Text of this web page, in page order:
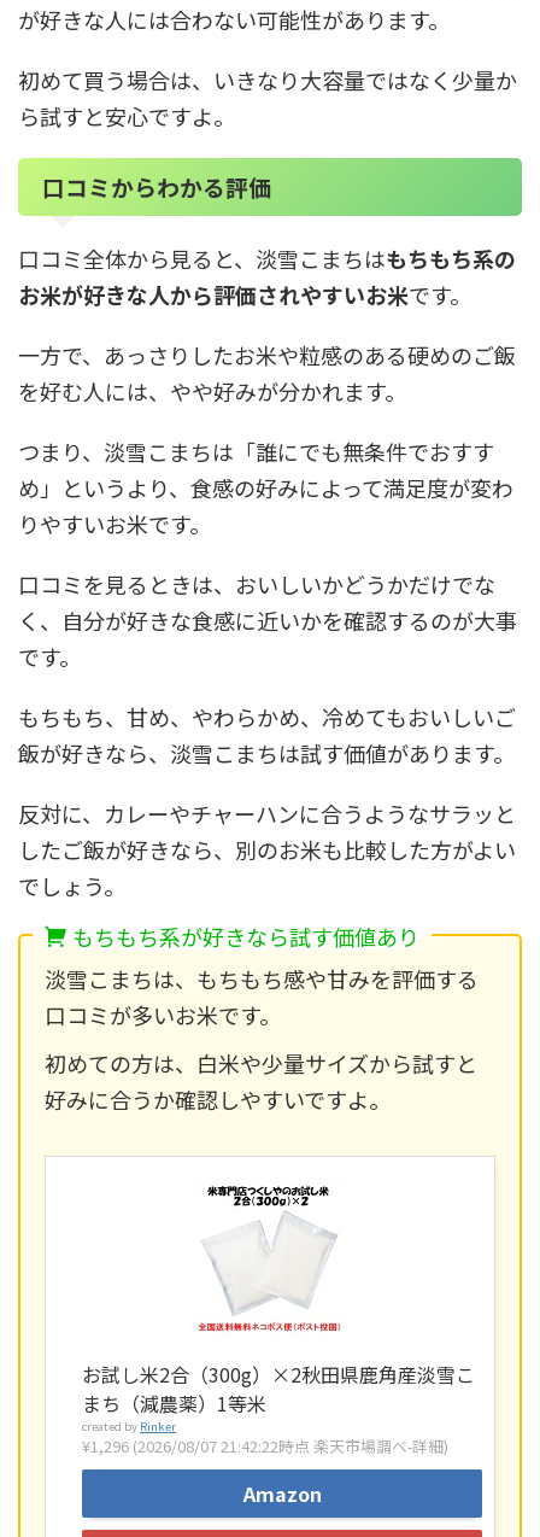
が好きな人には合わない可能性があります。
初めて買う場合は、いきなり大容量ではなく少量か
ら試すと安心ですよ。
口コミからわかる評価
口コミ全体から見ると、淡雪こまちはもちもち系の
お米が好きな人から評価されやすいお米です。
一方で、あっさりしたお米や粒感のある硬めのご飯
を好む人には、やや好みが分かれます。
つまり、淡雪こまちは「誰にでも無条件でおすす
め」というより、食感の好みによって満足度が変わ
りやすいお米です。
口コミを見るときは、おいしいかどうかだけでな
く、自分が好きな食感に近いかを確認するのが大事
です。
もちもち、甘め、やわらかめ、冷めてもおいしいご
飯が好きなら、淡雪こまちは試す価値があります。
反対に、カレーやチャーハンに合うようなサラッと
したご飯が好きなら、別のお米も比較した方がよい
でしょう。
もちもち系が好きなら試す価値あり
淡雪こまちは、もちもち感や甘みを評価する
口コミが多いお米です。
初めての方は、白米や少量サイズから試すと
好みに合うか確認しやすいですよ。
お試し米2合（300g）×2秋田県鹿角産淡雪こ
まち（減農薬）1等米
created by Rinker
¥1,296 (2026/08/07 21:42:22時点 楽天市場調べ-詳細)
Amazon